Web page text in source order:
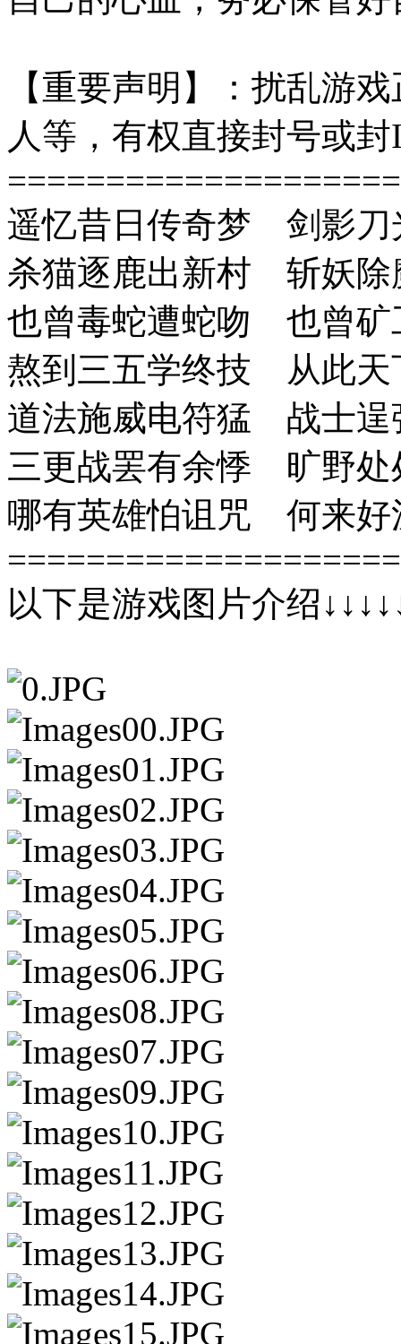
【重要声明】：扰乱游
人等，有权直接封号或
遥忆昔日传奇梦 剑影
杀猫逐鹿出新村 斩妖
也曾毒蛇遭蛇吻 也曾
熬到三五学终技 从此
道法施威电符猛 战士
三更战罢有余悸 旷野
哪有英雄怕诅咒 何来
以下是游戏图片介绍